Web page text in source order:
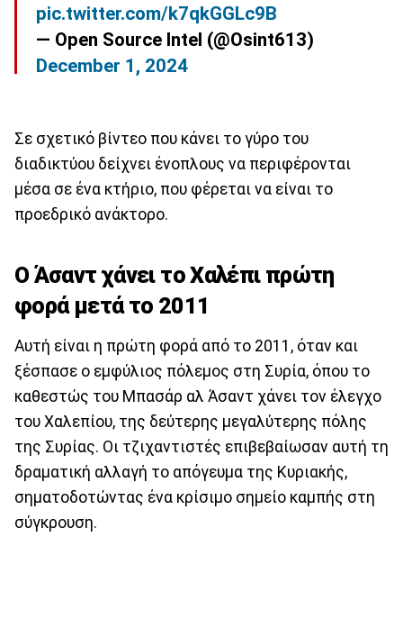
pic.twitter.com/k7qkGGLc9B
— Open Source Intel (@Osint613)
December 1, 2024
Σε σχετικό βίντεο που κάνει το γύρο του
διαδικτύου δείχνει ένοπλους να περιφέρονται
μέσα σε ένα κτήριο, που φέρεται να είναι το
προεδρικό ανάκτορο.
Ο Άσαντ χάνει το Χαλέπι πρώτη
φορά μετά το 2011
Αυτή είναι η πρώτη φορά από το 2011, όταν και
ξέσπασε ο εμφύλιος πόλεμος στη Συρία, όπου το
καθεστώς του Μπασάρ αλ Άσαντ χάνει τον έλεγχο
του Χαλεπίου, της δεύτερης μεγαλύτερης πόλης
της Συρίας. Οι τζιχαντιστές επιβεβαίωσαν αυτή τη
δραματική αλλαγή το απόγευμα της Κυριακής,
σηματοδοτώντας ένα κρίσιμο σημείο καμπής στη
σύγκρουση.